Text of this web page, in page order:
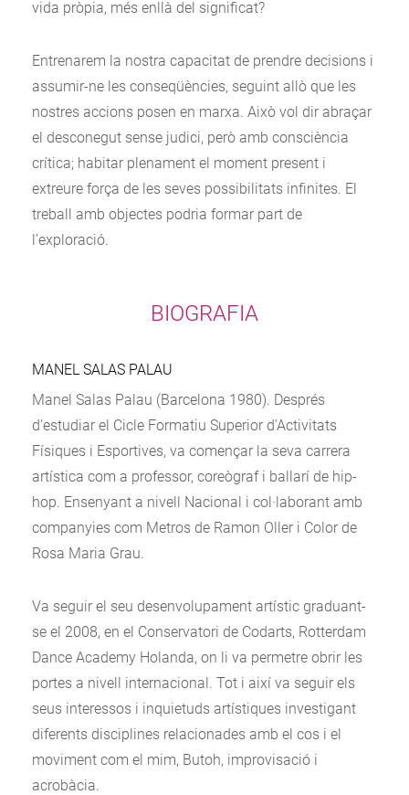
vida pròpia, més enllà del significat?
Entrenarem la nostra capacitat de prendre decisions i
assumir-ne les conseqüències, seguint allò que les
nostres accions posen en marxa. Això vol dir abraçar
el desconegut sense judici, però amb consciència
crítica; habitar plenament el moment present i
extreure força de les seves possibilitats infinites. El
treball amb objectes podria formar part de
l’exploració.
BIOGRAFIA
MANEL SALAS PALAU
Manel Salas Palau (Barcelona 1980). Després
d'estudiar el Cicle Formatiu Superior d'Activitats
Físiques i Esportives, va començar la seva carrera
artística com a professor, coreògraf i ballarí de hip-
hop. Ensenyant a nivell Nacional i col·laborant amb
companyies com Metros de Ramon Oller i Color de
Rosa Maria Grau.
Va seguir el seu desenvolupament artístic graduant-
se el 2008, en el Conservatori de Codarts, Rotterdam
Dance Academy Holanda, on li va permetre obrir les
portes a nivell internacional. Tot i així va seguir els
seus interessos i inquietuds artístiques investigant
diferents disciplines relacionades amb el cos i el
moviment com el mim, Butoh, improvisació i
acrobàcia.